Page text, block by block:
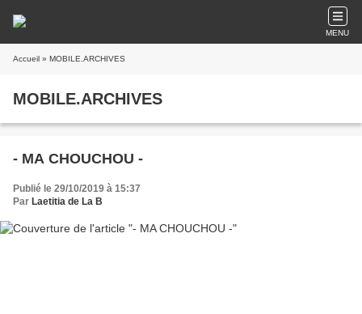
MENU
Accueil » MOBILE.ARCHIVES
MOBILE.ARCHIVES
- MA CHOUCHOU -
Publié le 29/10/2019 à 15:37
Par Laetitia de La B